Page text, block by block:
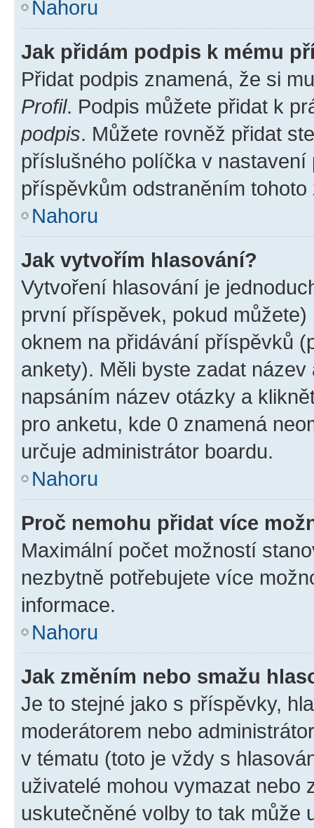
Nahoru
Jak přidám podpis k mému
Přidat podpis znamená, že si
Profil. Podpis můžete přidat k
podpis. Můžete rovněž přidat
příslušného políčka v
příspěvkům odstraněním
Nahoru
Jak vytvořím hlasování?
Vytvoření hlasování je
první příspěvek, pokud
oknem na přidávání příspěvků
ankety). Měli byste zadat
napsáním název otázky a
pro anketu, kde 0 znamená
určuje administrátor boardu.
Nahoru
Proč nemohu přidat více
Maximální počet možností
nezbytně potřebujete více
informace.
Nahoru
Jak změním nebo smažu
Je to stejné jako s příspěvky,
moderátorem nebo
v tématu (toto je vždy s
uživatelé mohou vymazat nebo
uskutečněné volby to tak může